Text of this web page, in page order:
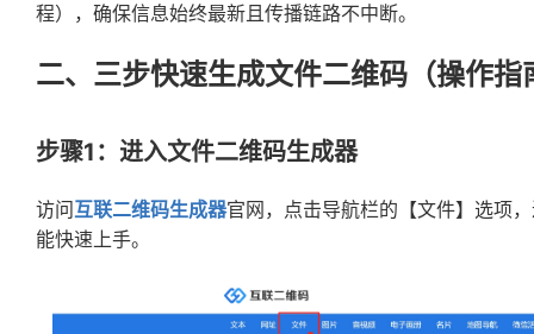
程），确保信息始终最新且传播链路不中断。
二、三步快速生成文件二维码（操作指
步骤1：进入文件二维码生成器
访问互联二维码生成器官网，点击导航栏的【文件】选项
能快速上手。